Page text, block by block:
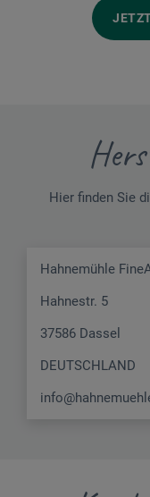
Hier finden Sie
Hahnemühle
Hahnestr. 5
37586 Dassel
DEUTSCHLAND